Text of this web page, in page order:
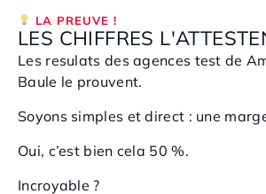
LA PREUVE !
LES CHIFFRES
Les resulats des agences test de
Baule le prouvent.
Soyons simples et direct : une
Oui, c’est bien cela 50 %.
Incroyable ?